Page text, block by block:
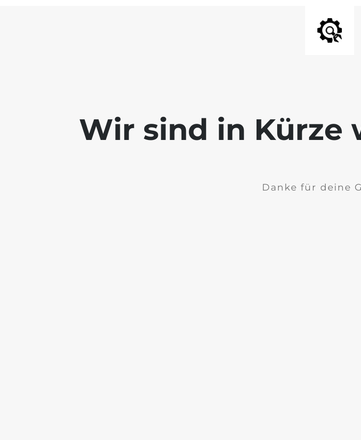
Wir sind in Kürze
Danke für deine